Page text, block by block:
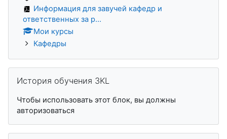
Информация для завучей кафедр и
ответственных за р...
Мои курсы
Кафедры
История обучения 3KL
Чтобы использовать этот блок, вы должны
авторизоваться